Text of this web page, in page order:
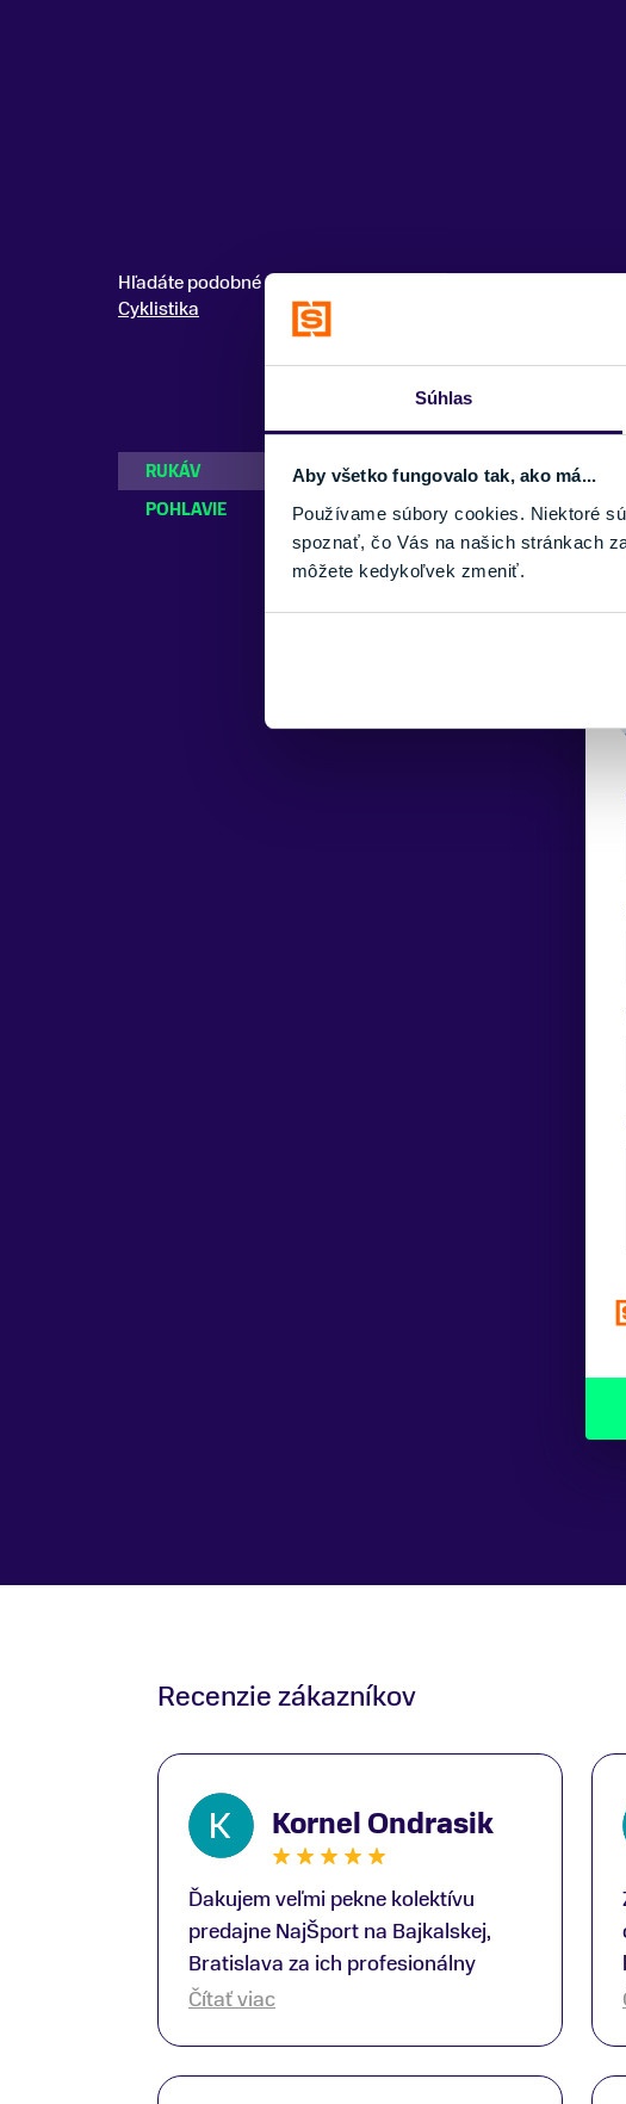
Súhlas
Aby všetko fungovalo tak, ako má...
Používame súbory cookies. Niektoré
spoznať, čo Vás na našich stránkach
môžete kedykoľvek zmeniť.
Hľadáte podobné modely? Pozrite si celú kategóriu
Cyklistika
RUKÁV Krátky
POHLAVIE
Pánske
Recenzie zákazníkov
Kornel Ondrasik
Ďakujem veľmi pekne kolektívu
predajne NajŠport na Bajkalskej,
Bratislava za ich profesionálny
prístup k zákazníkom; Zvlášť
Čítať viac